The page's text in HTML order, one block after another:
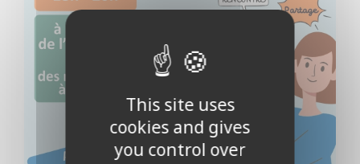
This site uses
cookies and gives
you control over